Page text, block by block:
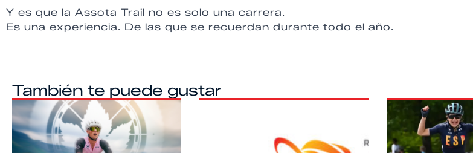
Y es que la Assota Trail no es solo una carrera.
Es una experiencia. De las que se recuerdan durante todo el año.
También te puede gustar